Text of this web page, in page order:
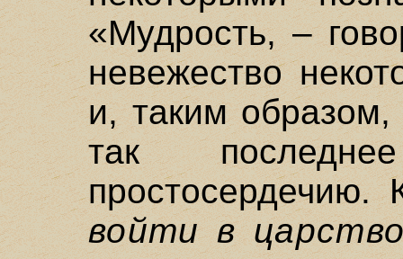
«Мудрость, –
невежество
и, таким образом,
так
простосердечию.
войти в